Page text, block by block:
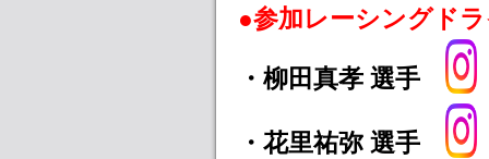
●参加レーシングド
・柳田真孝 選手
・花里祐弥 選手